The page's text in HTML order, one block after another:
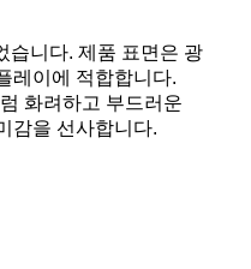
습니다. 제품 표면은 광
레이에 적합합니다.
화려하고 부드러운
감을 선사합니다.